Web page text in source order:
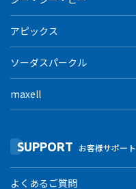
アピックス
ソーダスパークル
maxell
SUPPORT お客様サポート
よくあるご質問